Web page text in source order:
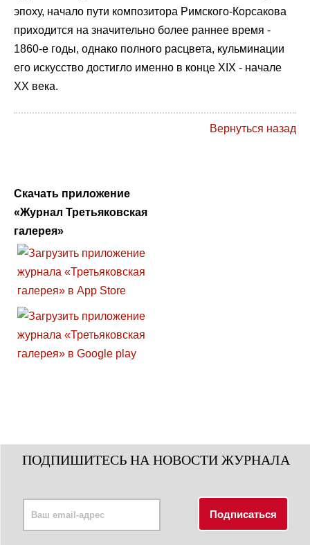
эпоху, начало пути композитора Римского-Корсакова
приходится на значительно более раннее время -
1860-е годы, однако полного расцвета, кульминации
его искусство достигло именно в конце XIX - начале
XX века.
Вернуться назад
Скачать приложение
«Журнал Третьяковская
галерея»
ПОДПИШИТЕСЬ НА НОВОСТИ ЖУРНАЛА